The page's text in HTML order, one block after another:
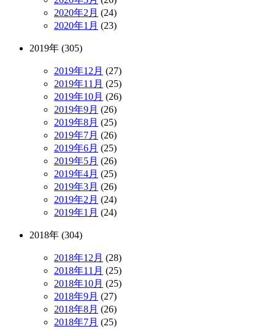
2020年2月 (24)
2020年1月 (23)
2019年 (305)
2019年12月 (27)
2019年11月 (25)
2019年10月 (26)
2019年9月 (26)
2019年8月 (25)
2019年7月 (26)
2019年6月 (25)
2019年5月 (26)
2019年4月 (25)
2019年3月 (26)
2019年2月 (24)
2019年1月 (24)
2018年 (304)
2018年12月 (28)
2018年11月 (25)
2018年10月 (25)
2018年9月 (27)
2018年8月 (26)
2018年7月 (25)